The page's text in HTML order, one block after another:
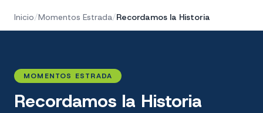
Inicio/Momentos Estrada/Recordamos la Historia
MOMENTOS ESTRADA
Recordamos la Historia